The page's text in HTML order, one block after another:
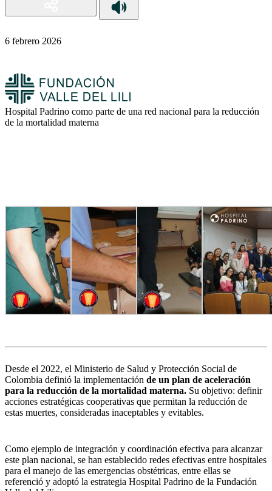
6 febrero 2026
Hospital Padrino como parte de una red nacional para la reducción
de la mortalidad materna
Desde el 2022, el Ministerio de Salud y Protección Social de
Colombia definió la implementación de un plan de aceleración
para la reducción de la mortalidad materna. Su objetivo: definir
acciones estratégicas cooperativas que permitan la reducción de
estas muertes, consideradas inaceptables y evitables.
Como ejemplo de integración y coordinación efectiva para alcanzar
este plan nacional, se han establecido redes efectivas entre hospitales
para el manejo de las emergencias obstétricas, entre ellas se
referenció y adoptó la estrategia Hospital Padrino de la Fundación